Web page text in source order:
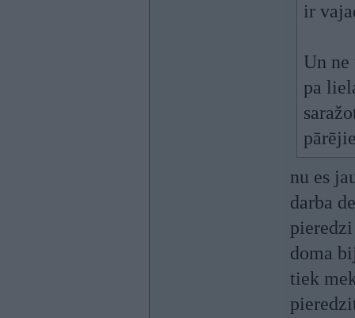
ir
Un
pa
nu es
darba
doma
tiek